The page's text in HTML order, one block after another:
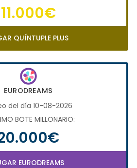
11.000€
QUÍNTUPLE PLUS
EURODREAMS
del día 10-08-2026
BOTE MILLONARIO:
EURODREAMS